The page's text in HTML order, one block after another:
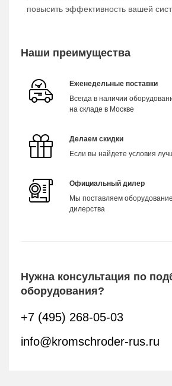
повысить эффективность вашей
Наши преимущества
Еженедельные поставки
Всегда в наличии
на складе в Москве
Делаем скидки
Если вы найдете условия
Официальный дилер
Мы поставляем
дилерства
Нужна консультация по
оборудования?
+7 (495) 268-05-03
info@kromschroder-rus.ru